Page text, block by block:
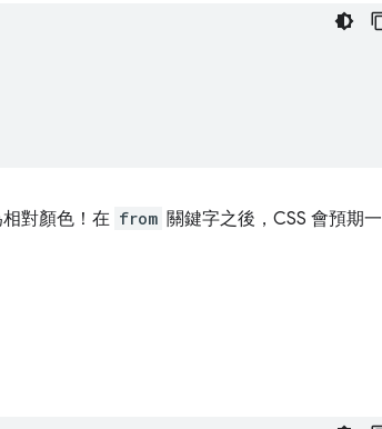
對顏色！在 from 關鍵字之後，CSS 會預期一